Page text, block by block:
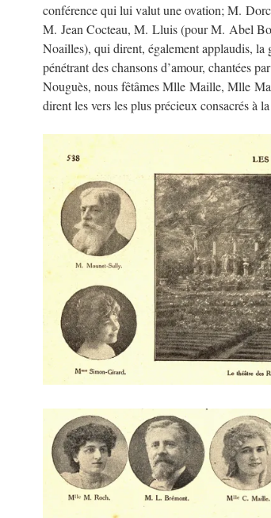
conférence qui lui valut une ovation; M.
M. Jean Cocteau, M. Lluis (pour M. Abel
Noailles), qui dirent, également applaudis,
pénétrant des chansons d’amour, chantées
Nouguès, nous fêtâmes Mlle Maille, Mlle
dirent les vers les plus précieux consacrés à